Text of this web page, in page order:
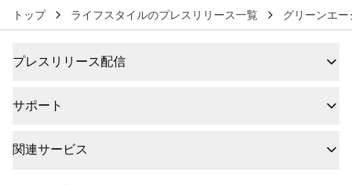
トップ ライフスタイルのプレスリリース一覧 グリーンエ
プレスリリース配信
サポート
関連サービス